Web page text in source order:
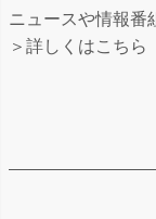
ニュースや情報番
＞詳しくはこちら